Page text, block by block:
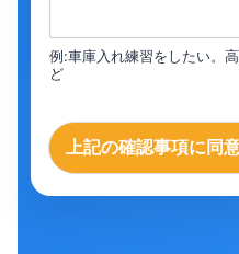
例:車庫入れ練習をしたい。
ど
上記の確認事項に同